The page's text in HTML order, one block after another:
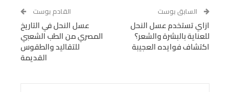
Tumblr
البريد الإلكتروني
VK
Digg
LINE
BlackBerry
Viber
السابق بوست
ازاي تستخدم عسل النحل
للعناية بالبشرة والشعر؟
اكتشاف فوايده العجيبة
القادم بوست
عسل النحل في التاريخ
المصري من الطب الشعبي
للتقاليد والطقوس
القديمة